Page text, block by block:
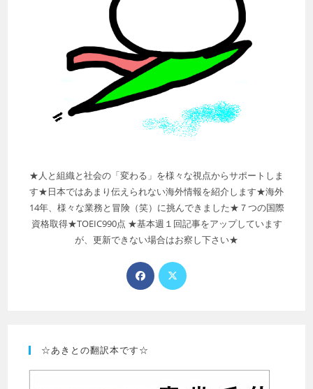
★人と組織と社会の「変わる」を様々な視点からサポートしま
す★日本ではあまり伝えられない海外情報を紹介します★海外
14年、様々な業務と冒険（笑）に挑んできました★７つの国際
資格取得★TOEIC990点 ★基本週１回記事をアップしています
が、更新できない場合はお察し下さい★
☆あきとの翻訳本です☆